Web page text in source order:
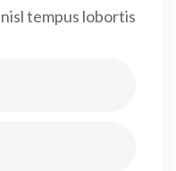
tempus lobortis.